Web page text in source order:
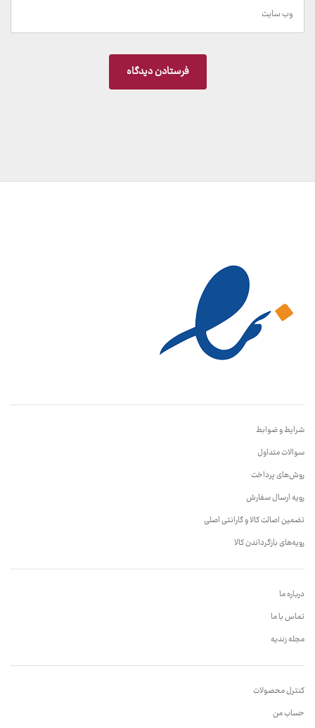
شرایط و ضوابط
سوالات متداول
روش‌های پرداخت
رویه ارسال سفارش
تضمین اصالت کالا و گارانتی اصلی
رویه‌های بازگرداندن کالا
درباره ما
تماس با ما
مجله زندیه
کنترل محصولات
حساب من